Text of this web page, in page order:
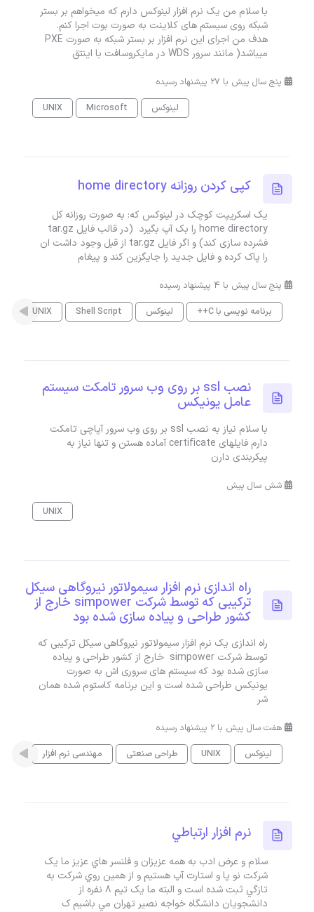
با سلام من یک نرم افزار لینوکس دارم که میخواهم بر بستر
شبکه روی سیستم های کلاینت به صورت بوت اجرا کنم.
هدف من اجرای این نرم افزار بر بستر شبکه به صورت PXE
میباشد( مانند سرور WDS در مایکروسافت با اینتق
پنج سال پیش با 27 پیشنهاد رسیده
لینوکس
Microsoft
UNIX
کپی کردن روزانه home directory
یک اسکریپت کوچک در لینوکس که: به صورت روزانه کل
home directory را بک آپ بگیرد (در قالب فایل tar.gz
فشرده سازی کند) و اگر فایل tar.gz از قبل وجود داشت ان
را پاک کرده و فایل جدید را جایگزین کند و پیغام
پنج سال پیش با 4 پیشنهاد رسیده
برنامه نویسی با C++
لینوکس Shell Script
UNIX
نصب ssl بر روی وب سرور تامکت سیستم
عامل یونیکس
با سلام نیاز به نصب ssl بر روی وب سرور آپاچی تامکت
دارم فایلهای certificate آماده هستن و تنها نیاز به
پیکربندی دارن
شش سال پیش
UNIX
راه اندازی نرم افزار سیمولاتور نیروگاهی سیکل
ترکیبی که توسط شرکت simpower خارج از
کشور طراحی و پیاده سازی شده بود
راه اندازی یک نرم افزار سیمولاتور نیروگاهی سیکل ترکیبی که
توسط شرکت simpower خارج از کشور طراحی و پیاده
سازی شده بود که سیستم های سروری اش به صورت
یونیکس طراحی شده است و این برنامه کاستوم شده همان
شر
هفت سال پیش با 2 پیشنهاد رسیده
لینوکس
UNIX طراحی صنعتی مهندسی نرم افزار
نرم افزار ارتباطي
سلام و عرض ادب به همه عزيزان و فلنسر هاي عزيز ما يک
شرکت نو پا و استارت آپ هستيم و از همين روي شرکت به
تازگي ثبت شده است و البته ما يک تيم 8 نفره از
دانشجويان دانشگاه خواجه نصير تهران مي باشيم ک